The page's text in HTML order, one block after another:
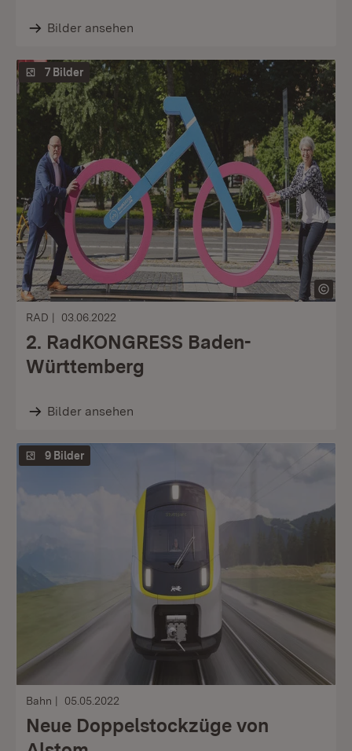
Bilder ansehen
7 Bilder
RAD 03.06.2022
2. RadKONGRESS Baden-
Württemberg
Bilder ansehen
9 Bilder
Bahn 05.05.2022
Neue Doppelstockzüge von